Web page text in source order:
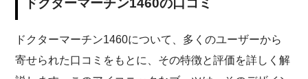
ドクターマーチン1460の口コミ
ドクターマーチン1460について、多くのユーザーから
寄せられた口コミをもとに、その特徴と評価を詳しく解